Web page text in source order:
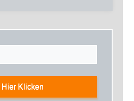
Hier Klicken